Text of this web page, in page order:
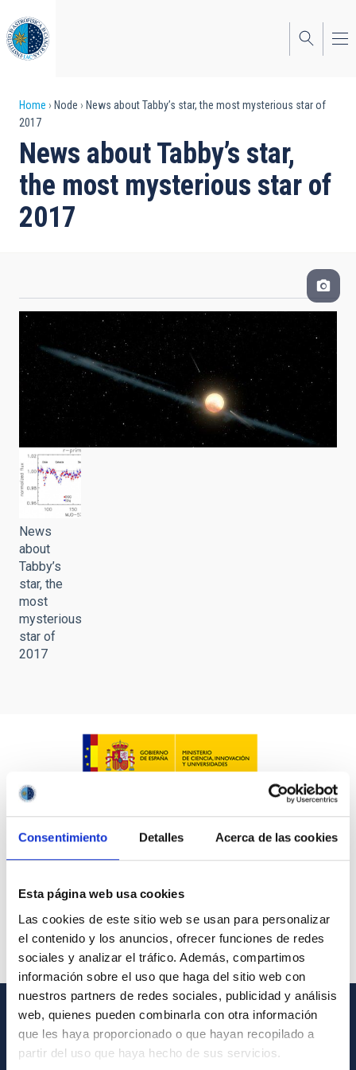
Consentimiento Detalles Acerca de las cookies
Esta página web usa cookies
Las cookies de este sitio web se usan para personalizar
el contenido y los anuncios, ofrecer funciones de redes
sociales y analizar el tráfico. Además, compartimos
información sobre el uso que haga del sitio web con
nuestros partners de redes sociales, publicidad y análisis
web, quienes pueden combinarla con otra información
que les haya proporcionado o que hayan recopilado a
partir del uso que haya hecho de sus servicios.
to
main
content
Breadcrumb
Home Node
News about Tabby’s star, the most mysterious star of
2017
News about Tabby’s star,
the most mysterious star of
2017
News
about
Tabby’s
star, the
most
mysterious
star of
2017
GENERAL INFORMATION
Contact